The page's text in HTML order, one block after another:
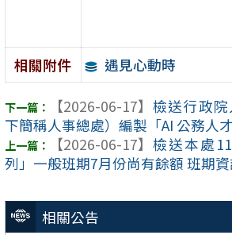
相關公告
相關附件 遇見心動時
【2026-06-17】 檢送行政
下簡稱人事總處）編製「AI 公務人
【2026-06-17】 檢送本處
列」一般班期7月份尚有餘額 班期資